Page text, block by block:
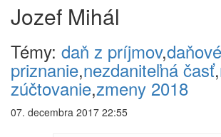
Jozef Mihál
Témy: daň z príjmov,daňové
priznanie,nezdaniteľná časť,
zúčtovanie,zmeny 2018
07. decembra 2017 22:55